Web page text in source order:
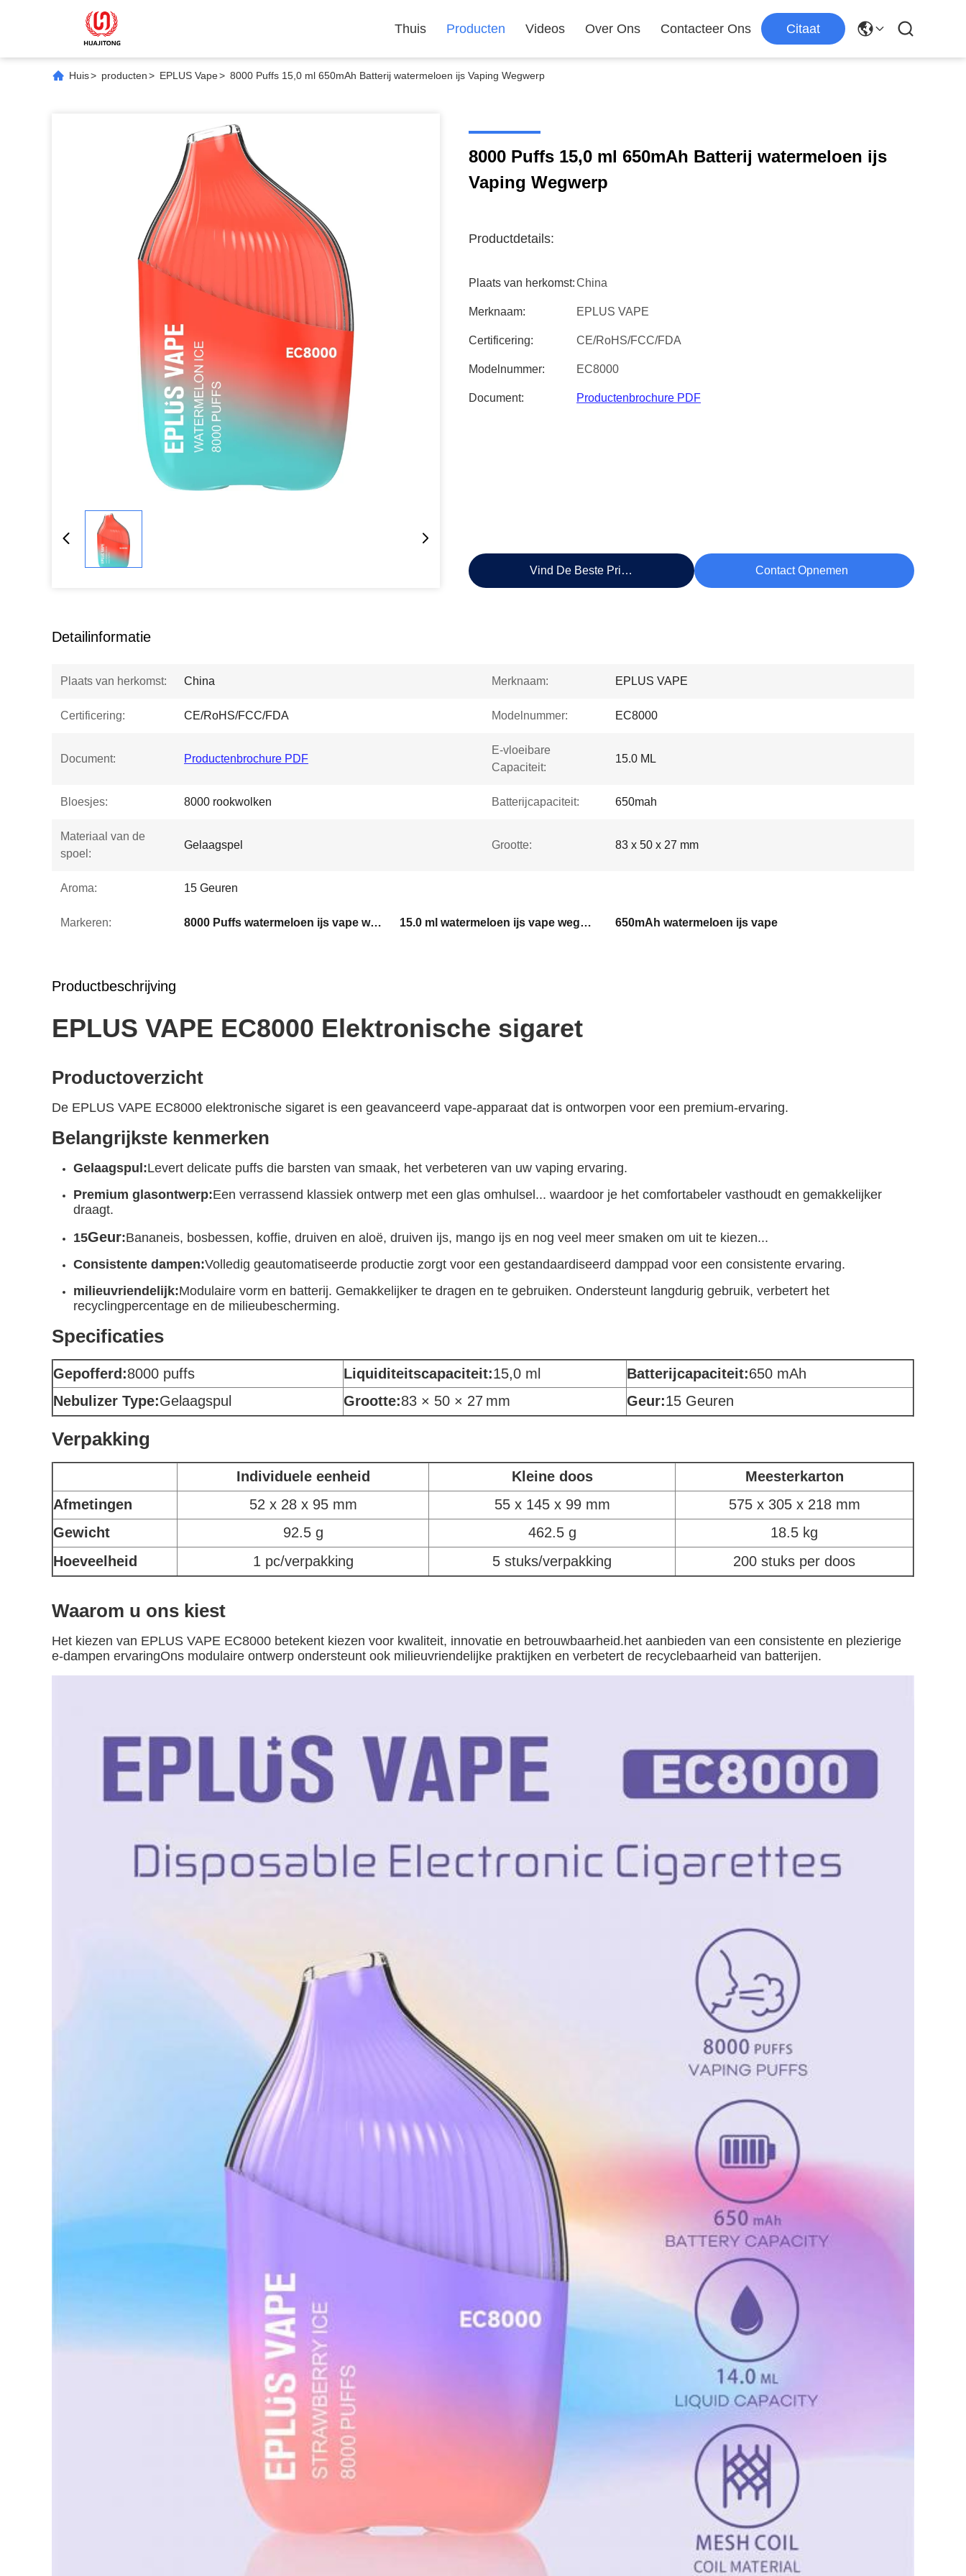
Thuis Producten Videos Over Ons Contacteer Ons Citaat
Huis> producten> EPLUS Vape> 8000 Puffs 15,0 ml 650mAh Batterij watermeloen ijs Vaping Wegwerp
8000 Puffs 15,0 ml 650mAh Batterij watermeloen ijs
Vaping Wegwerp
Productdetails:
Plaats van herkomst:China
Merknaam: EPLUS VAPE
Certificering: CE/RoHS/FCC/FDA
Modelnummer: EC8000
Document: Productenbrochure PDF
Vind De Beste Prijs Contact Opnemen
Detailinformatie
Plaats van herkomst: China Merknaam: EPLUS VAPE
Certificering: CE/RoHS/FCC/FDA Modelnummer: EC8000
Document: Productenbrochure PDF
E-vloeibare
Capaciteit:
15.0 ML
Bloesjes: 8000 rookwolken Batterijcapaciteit: 650mah
Materiaal van de
spoel:
Gelaagspel Grootte: 83 x 50 x 27 mm
Aroma: 15 Geuren
Markeren: 8000 Puffs watermeloen ijs vape wegwerp 15.0 ml watermeloen ijs vape wegwerp 650mAh watermeloen ijs vape
Productbeschrijving
EPLUS VAPE EC8000 Elektronische sigaret
Productoverzicht
De EPLUS VAPE EC8000 elektronische sigaret is een geavanceerd vape-apparaat dat is ontworpen voor een premium-ervaring.
Belangrijkste kenmerken
Gelaagspul :Levert delicate puffs die barsten van smaak, het verbeteren van uw vaping ervaring.
Premium glasontwerp:Een verrassend klassiek ontwerp met een glas omhulsel... waardoor je het comfortabeler vasthoudt en gemakkelijker
draagt.
15Geur:Bananeis, bosbessen, koffie, druiven en aloë, druiven ijs, mango ijs en nog veel meer smaken om uit te kiezen...
Consistente dampen:Volledig geautomatiseerde productie zorgt voor een gestandaardiseerd damppad voor een consistente ervaring.
milieuvriendelijk:Modulaire vorm en batterij. Gemakkelijker te dragen en te gebruiken. Ondersteunt langdurig gebruik, verbetert het
recyclingpercentage en de milieubescherming.
Specificaties
Gepofferd:8000 puffs Liquiditeitscapaciteit:15,0 ml Batterijcapaciteit:650 mAh
Nebulizer Type:Gelaagspul Grootte:83 × 50 × 27 mm Geur:15 Geuren
Verpakking
Individuele eenheid Kleine doos
Meesterkarton
Afmetingen
52 x 28 x 95 mm 55 x 145 x 99 mm
575 x 305 x 218 mm
Gewicht
92.5 g 462.5 g
18.5 kg
Hoeveelheid
1 pc/verpakking 5 stuks/verpakking 200 stuks per doos
Waarom u ons kiest
Het kiezen van EPLUS VAPE EC8000 betekent kiezen voor kwaliteit, innovatie en betrouwbaarheid.het aanbieden van een consistente en plezierige
e-dampen ervaringOns modulaire ontwerp ondersteunt ook milieuvriendelijke praktijken en verbetert de recyclebaarheid van batterijen.